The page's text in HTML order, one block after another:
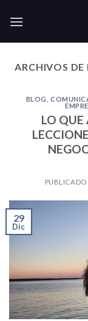
ARCHIVOS DE
BLOG ,
LO QUE
PUBLICADO
29
Dic